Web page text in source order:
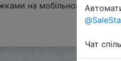
на мобільному, в
Чат